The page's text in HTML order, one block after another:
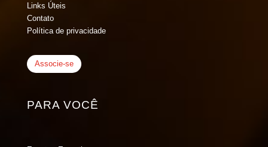
Links Úteis
Contato
Política de privacidade
Associe-se
PARA VOCÊ